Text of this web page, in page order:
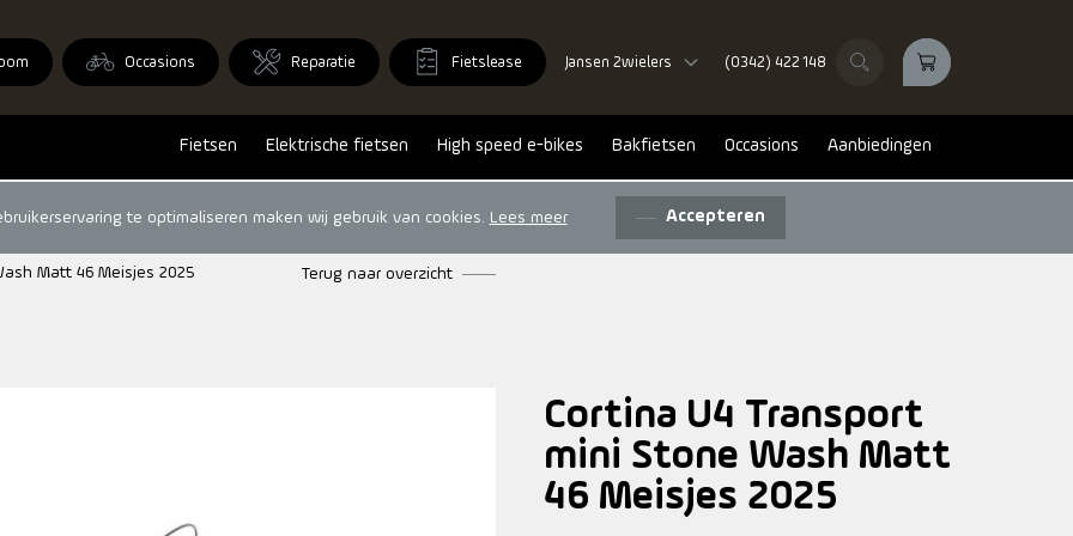
Occasions Reparatie Fietslease Jansen 2wielers (0342) 422 148
Fietsen Elektrische fietsen High speed e-bikes Bakfietsen Occasions Aanbiedingen
te optimaliseren maken wij gebruik van cookies. Lees meer Accepteren
Matt 46 Meisjes 2025 Terug naar overzicht
Cortina U4 Transport
mini Stone Wash Matt
46 Meisjes 2025